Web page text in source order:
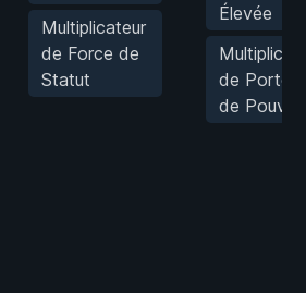
Multiplicateur
de Force de
Statut
Élevée
de Portée
de Pouvoir